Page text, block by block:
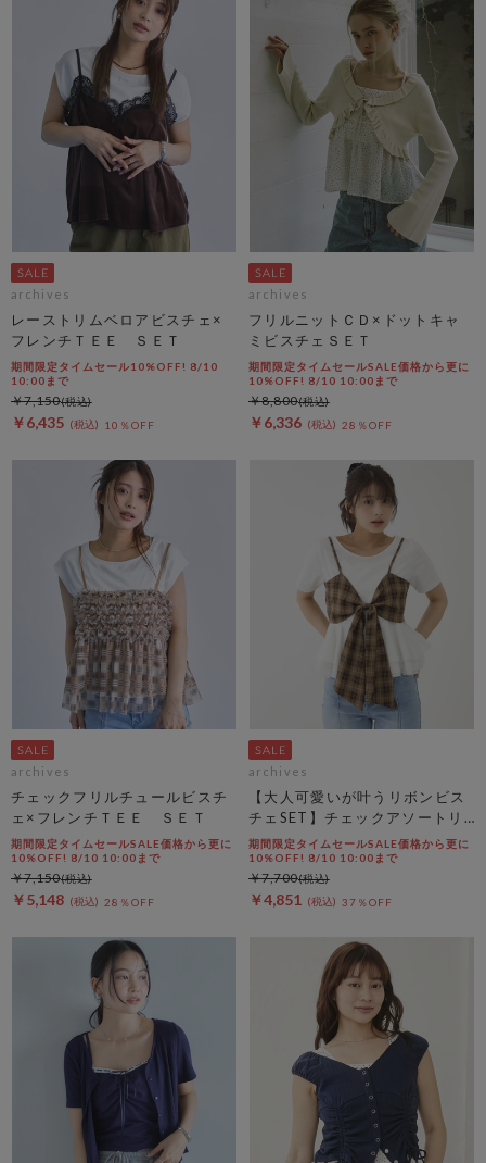
archives
レーストリムベロアビスチェ×
フレンチＴＥＥ ＳＥＴ
期間限定タイムセール10%OFF! 8/10
10:00まで
￥6,435 10％OFF
￥7,150
archives
フリルニットＣＤ×ドットキャ
ミビスチェＳＥＴ
期間限定タイムセールSALE価格から更に
10%OFF! 8/10 10:00まで
￥6,336 28％OFF
￥8,800
archives
チェックフリルチュールビスチ
ェ×フレンチＴＥＥ ＳＥＴ
期間限定タイムセールSALE価格から更に
10%OFF! 8/10 10:00まで
￥5,148 28％OFF
￥7,150
archives
【大人可愛いが叶うリボンビス
チェSET】チェックアソートリ
ボンビスチェ×ペプラムブラウ
スＴＥＥ ＳＥＴ
期間限定タイムセールSALE価格から更に
10%OFF! 8/10 10:00まで
￥4,851 37％OFF
￥7,700